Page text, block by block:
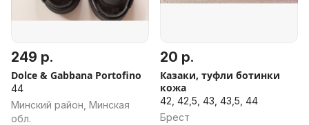
249 р.
Dolce & Gabbana Portofino
44
Минский район, Минская
обл.
20 р.
Казаки, туфли ботинки
кожа
42, 42,5, 43, 43,5, 44
Брест